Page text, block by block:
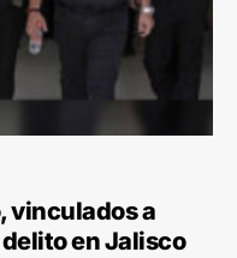
vinculados a
en Jalisco